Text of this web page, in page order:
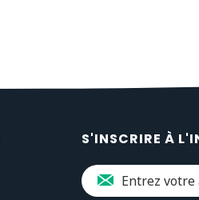
S'INSCRIRE À